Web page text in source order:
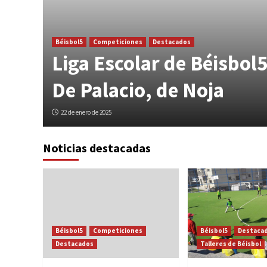
Béisbol5 Competiciones Destacados
Liga Escolar de
De Palacio, de Noja
22 de enero de 2025
Noticias destacadas
Béisbol5
Competiciones
Destacados
Béisbol5
Talleres de Béisbol